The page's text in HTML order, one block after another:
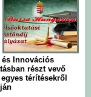
Innovációs
részt vevő
térítésekről